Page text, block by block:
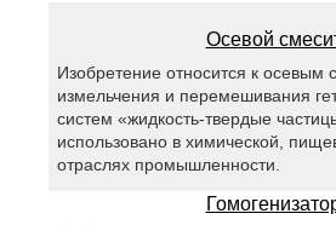
Осевой
Изобретение относится к осевым
измельчения и перемешивания
систем «жидкость-твердые
использовано в химической,
отраслях промышленности.